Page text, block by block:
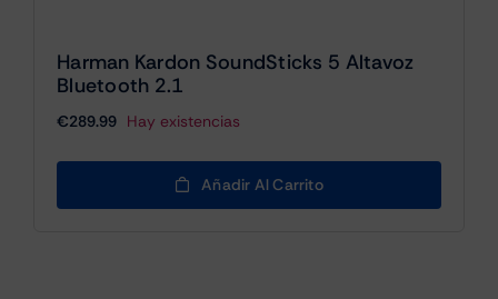
Harman Kardon SoundSticks 5 Altavoz
Bluetooth 2.1
€289.99 Hay existencias
Añadir Al Carrito